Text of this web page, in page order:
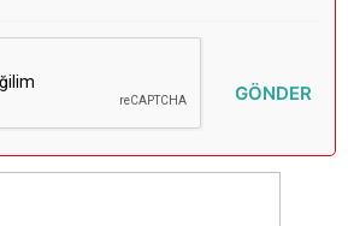
GÖNDER